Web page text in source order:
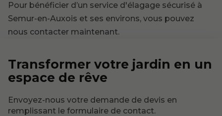
Pour bénéficier d’un service d'élagage sécurisé à
Semur-en-Auxois et ses environs, vous pouvez
nous contacter maintenant.
Transformer votre jardin en un
espace de rêve
Envoyez-nous votre demande de devis en
remplissant le formulaire de contact.